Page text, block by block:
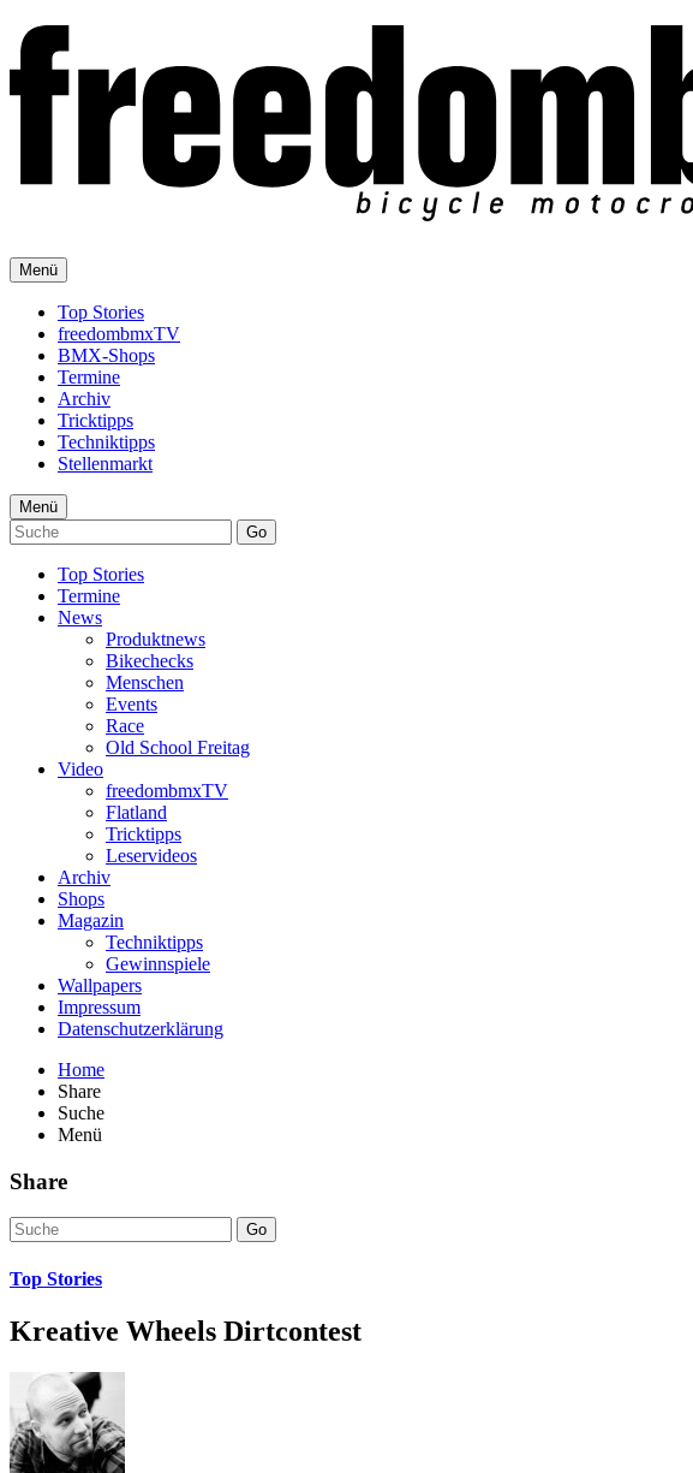
Menü
Top Stories
freedombmxTV
BMX-Shops
Termine
Archiv
Tricktipps
Techniktipps
Stellenmarkt
Menü
Go
Top Stories
Termine
News
Produktnews
Bikechecks
Menschen
Events
Race
Old School Freitag
Video
freedombmxTV
Flatland
Tricktipps
Leservideos
Archiv
Shops
Magazin
Techniktipps
Gewinnspiele
Wallpapers
Impressum
Datenschutzerklärung
Home
Share
Suche
Menü
Share
Go
Top Stories
Kreative Wheels Dirtcontest